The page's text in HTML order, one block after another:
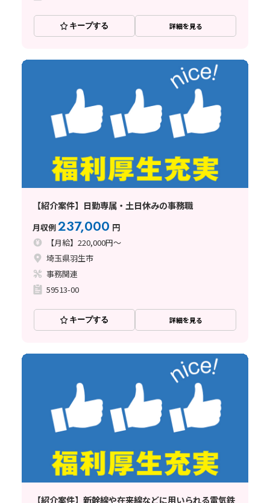
キープする 詳細を見る
【紹介案件】日勤専属・土日休みの事務職
月収例237,000 円
【月給】220,000円～
埼玉県羽生市
事務関連
59513-00
キープする 詳細を見る
【紹介案件】新幹線や在来線などに用いられる電気鉄